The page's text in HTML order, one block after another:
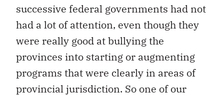
successive federal governments had not
had a lot of attention, even though they
were really good at bullying the
provinces into starting or augmenting
programs that were clearly in areas of
provincial jurisdiction. So one of our